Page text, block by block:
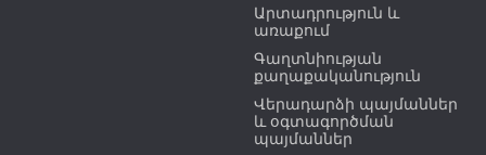
Արտադրություն և
առաքում
Գաղտնիության
քաղաքականություն
Վերադարձի պայմաններ
և օգտագործման
պայմաններ